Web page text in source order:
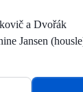
a Dvořák
Jansen